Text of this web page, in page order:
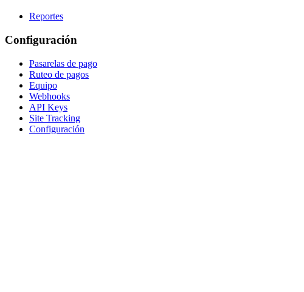
Reportes
Configuración
Pasarelas de pago
Ruteo de pagos
Equipo
Webhooks
API Keys
Site Tracking
Configuración